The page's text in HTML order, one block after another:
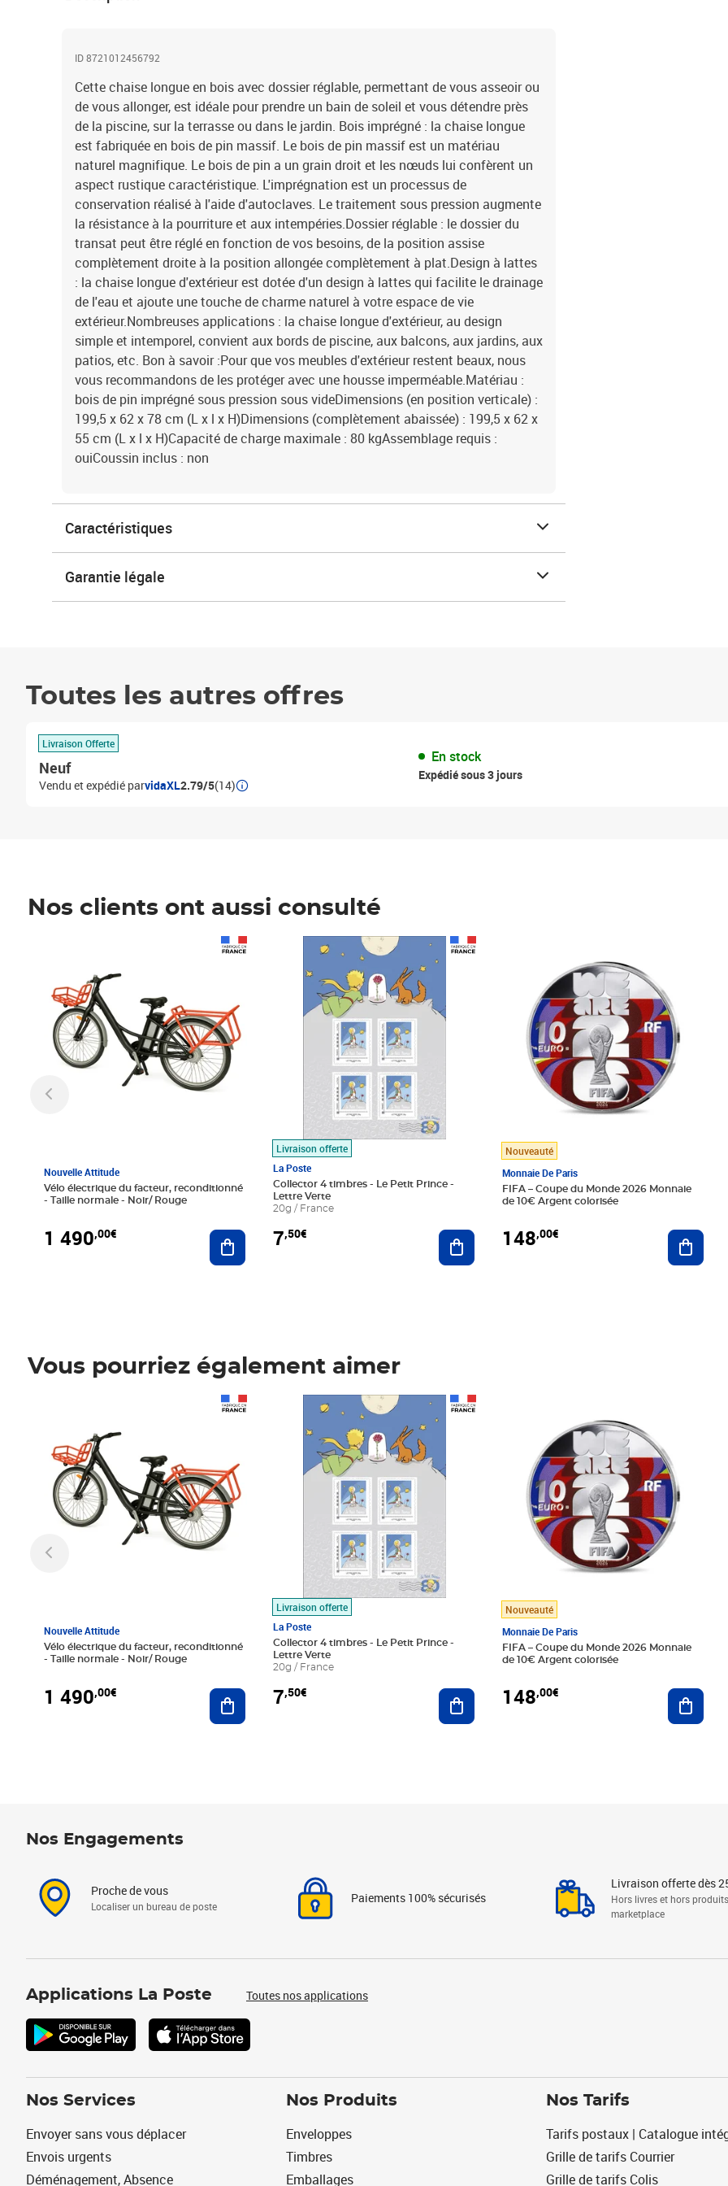
ID 8721012456792
Cette chaise longue en bois avec dossier réglable, permettant de vous asseoir ou
de vous allonger, est idéale pour prendre un bain de soleil et vous détendre près
de la piscine, sur la terrasse ou dans le jardin. Bois imprégné : la chaise longue
est fabriquée en bois de pin massif. Le bois de pin massif est un matériau
naturel magnifique. Le bois de pin a un grain droit et les nœuds lui confèrent un
aspect rustique caractéristique. L'imprégnation est un processus de
conservation réalisé à l'aide d'autoclaves. Le traitement sous pression augmente
la résistance à la pourriture et aux intempéries.Dossier réglable : le dossier du
transat peut être réglé en fonction de vos besoins, de la position assise
complètement droite à la position allongée complètement à plat.Design à lattes
: la chaise longue d'extérieur est dotée d'un design à lattes qui facilite le drainage
de l'eau et ajoute une touche de charme naturel à votre espace de vie
extérieur.Nombreuses applications : la chaise longue d'extérieur, au design
simple et intemporel, convient aux bords de piscine, aux balcons, aux jardins, aux
patios, etc. Bon à savoir :Pour que vos meubles d'extérieur restent beaux, nous
vous recommandons de les protéger avec une housse imperméable.Matériau :
bois de pin imprégné sous pression sous videDimensions (en position verticale) :
199,5 x 62 x 78 cm (L x l x H)Dimensions (complètement abaissée) : 199,5 x 62 x
55 cm (L x l x H)Capacité de charge maximale : 80 kgAssemblage requis :
ouiCoussin inclus : non
Caractéristiques
Garantie légale
Toutes les autres offres
Livraison Offerte
Neuf
Vendu et expédié parvidaXL2.79/5(14)
En stock
Expédié sous 3 jours
Nos clients ont aussi consulté
Nouvelle Attitude
Vélo électrique du facteur, reconditionné
- Taille normale - Noir/ Rouge
1 490,00€ Ajouter au panier
Livraison offerte
La Poste
Collector 4 timbres - Le Petit Prince -
Lettre Verte
20g / France
7,50€
Prix 7,50€
Ajouter au panier
Nouveauté
Monnaie De Paris
FIFA – Coupe du Monde 2026 Monnaie
de 10€ Argent colorisée
148,00€
Vous pourriez également aimer
Nouvelle Attitude
Vélo électrique du facteur, reconditionné
- Taille normale - Noir/ Rouge
1 490,00€ Ajouter au panier
Livraison offerte
La Poste
Collector 4 timbres - Le Petit Prince -
Lettre Verte
20g / France
7,50€
Prix 7,50€
Ajouter au panier
Nouveauté
Monnaie De Paris
FIFA – Coupe du Monde 2026 Monnaie
de 10€ Argent colorisée
148,00€
Nos Engagements
Proche de vous
Localiser un bureau de poste
Paiements 100% sécurisés
Livraison offerte dès
Hors livres et hors produits
marketplace
Applications La Poste Toutes nos applications
Nos Services
Envoyer sans vous déplacer
Envois urgents
Déménagement, Absence
Nos Produits
Enveloppes
Timbres
Emballages
Nos Tarifs
Tarifs postaux | Catalogue
Grille de tarifs Courrier
Grille de tarifs Colis